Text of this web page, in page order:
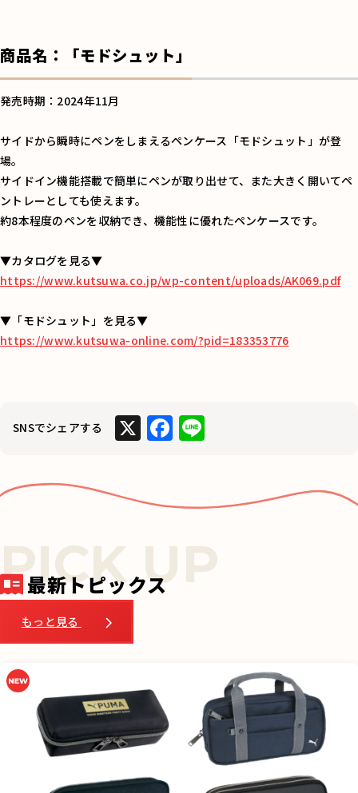
商品名：「モドシュット」
発売時期：2024年11月
サイドから瞬時にペンをしまえるペンケース「モドシュット」が登
場。
サイドイン機能搭載で簡単にペンが取り出せて、また大きく開いてペ
ントレーとしても使えます。
約8本程度のペンを収納でき、機能性に優れたペンケースです。
▼カタログを見る▼
https://www.kutsuwa.co.jp/wp-content/uploads/AK069.pdf
▼「モドシュット」を見る▼
https://www.kutsuwa-online.com/?pid=183353776
SNSでシェアする X F
e
o
o
Li
最新トピックス
もっと見る